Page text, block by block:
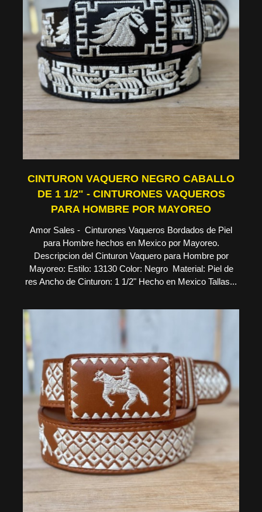
CINTURON VAQUERO NEGRO CABALLO
DE 1 1/2" - CINTURONES VAQUEROS
PARA HOMBRE POR MAYOREO
Amor Sales - Cinturones Vaqueros Bordados de Piel
para Hombre hechos en Mexico por Mayoreo.
Descripcion del Cinturon Vaquero para Hombre por
Mayoreo: Estilo: 13130 Color: Negro Material: Piel de
res Ancho de Cinturon: 1 1/2" Hecho en Mexico Tallas...